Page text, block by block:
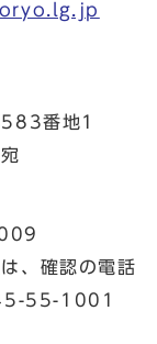
番地1
、確認の電話
55-1001